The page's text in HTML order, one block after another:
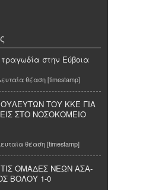
στην Εύβοια
θέαση [timestamp]
ΤΟΥ ΚΚΕ ΓΙΑ
ΣΤΟ ΝΟΣΟΚΟΜΕΙΟ
θέαση [timestamp]
ΤΙΣ ΟΜΑΔΕΣ ΝΕΩΝ ΑΣΑ-
ΒΟΛΟΥ 1-0